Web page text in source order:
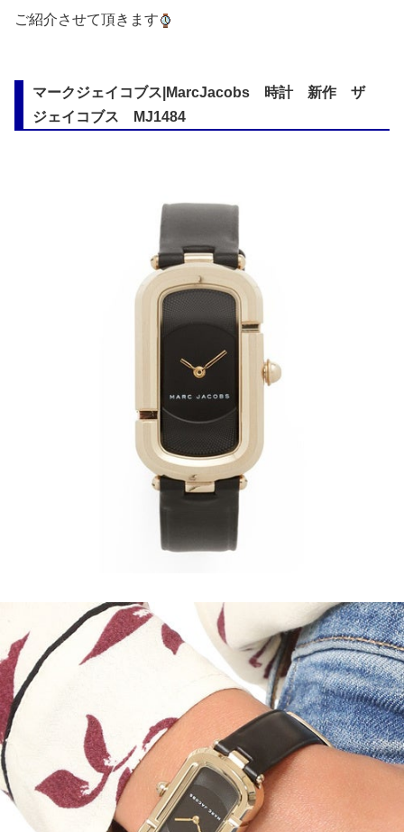
ご紹介させて頂きます
マークジェイコブス|MarcJacobs 時計 新作 ザ
ジェイコブス MJ1484